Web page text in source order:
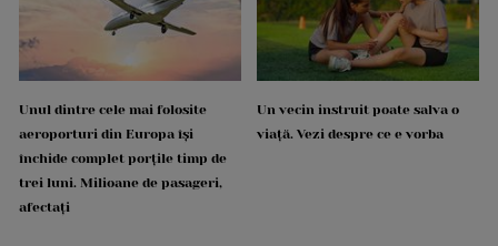
Unul dintre cele mai folosite
aeroporturi din Europa își
închide complet porțile timp de
trei luni. Milioane de pasageri,
afectați
Un vecin instruit poate salva o
viață. Vezi despre ce e vorba